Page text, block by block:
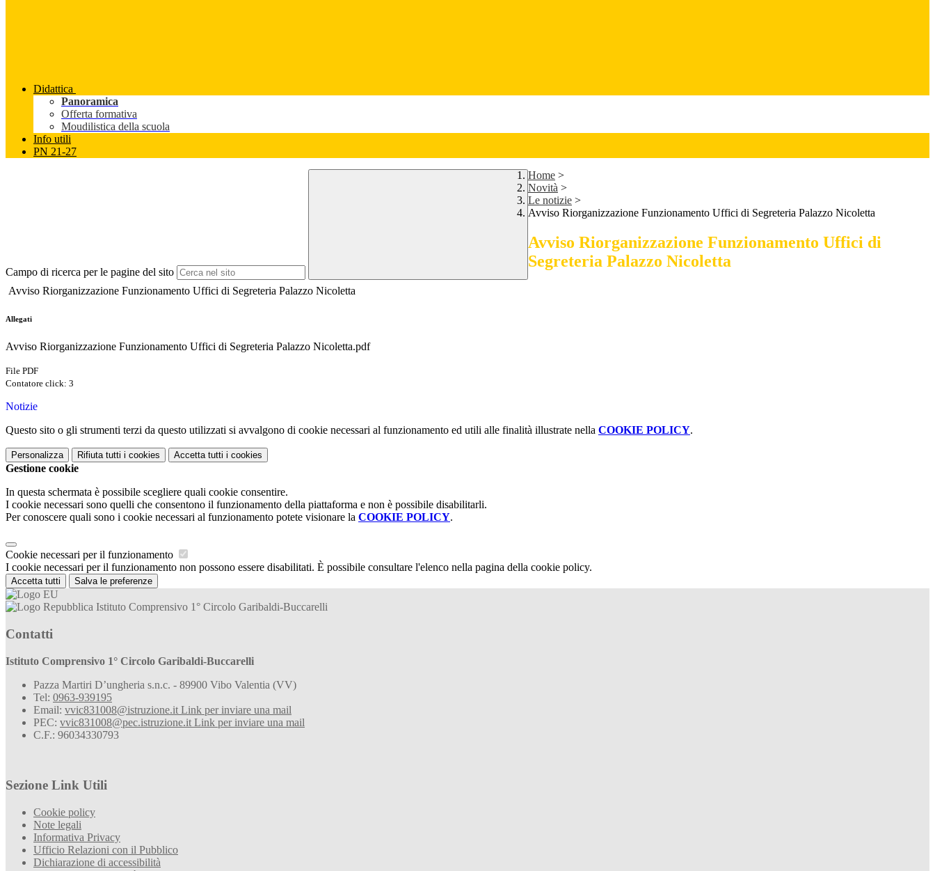
Didattica
Panoramica
Offerta formativa
Moudilistica della scuola
Info utili
PN 21-27
Campo di ricerca per le pagine del sito
Home >
Novità >
Le notizie >
Avviso Riorganizzazione Funzionamento Uffici di Segreteria Palazzo Nicoletta
Avviso Riorganizzazione Funzionamento Uffici di
Segreteria Palazzo Nicoletta
Avviso Riorganizzazione Funzionamento Uffici di Segreteria Palazzo Nicoletta
Allegati
Avviso Riorganizzazione Funzionamento Uffici di Segreteria Palazzo Nicoletta.pdf
File PDF
Contatore click: 3
Notizie
Questo sito o gli strumenti terzi da questo utilizzati si avvalgono di cookie necessari al funzionamento ed utili alle finalità illustrate nella COOKIE POLICY.
Personalizza Rifiuta tutti i cookies Accetta tutti i cookies
Gestione cookie
In questa schermata è possibile scegliere quali cookie consentire.
I cookie necessari sono quelli che consentono il funzionamento della piattaforma e non è possibile disabilitarli.
Per conoscere quali sono i cookie necessari al funzionamento potete visionare la COOKIE POLICY.
Cookie necessari per il funzionamento
I cookie necessari per il funzionamento non possono essere disabilitati. È possibile consultare l'elenco nella pagina della cookie policy.
Accetta tutti Salva le preferenze
Istituto Comprensivo 1° Circolo Garibaldi-Buccarelli
Contatti
Istituto Comprensivo 1° Circolo Garibaldi-Buccarelli
Pazza Martiri D’ungheria s.n.c. - 89900 Vibo Valentia (VV)
Tel: 0963-939195
Email: vvic831008@istruzione.it Link per inviare una mail
PEC: vvic831008@pec.istruzione.it Link per inviare una mail
C.F.: 96034330793
Sezione Link Utili
Cookie policy
Note legali
Informativa Privacy
Ufficio Relazioni con il Pubblico
Dichiarazione di accessibilità